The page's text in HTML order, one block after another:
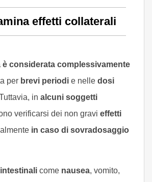
effetti collaterali
considerata complessivamente
per brevi periodi e nelle dosi
in alcuni soggetti
verificarsi dei non gravi effetti
in caso di sovradosaggio
come nausea, vomito,